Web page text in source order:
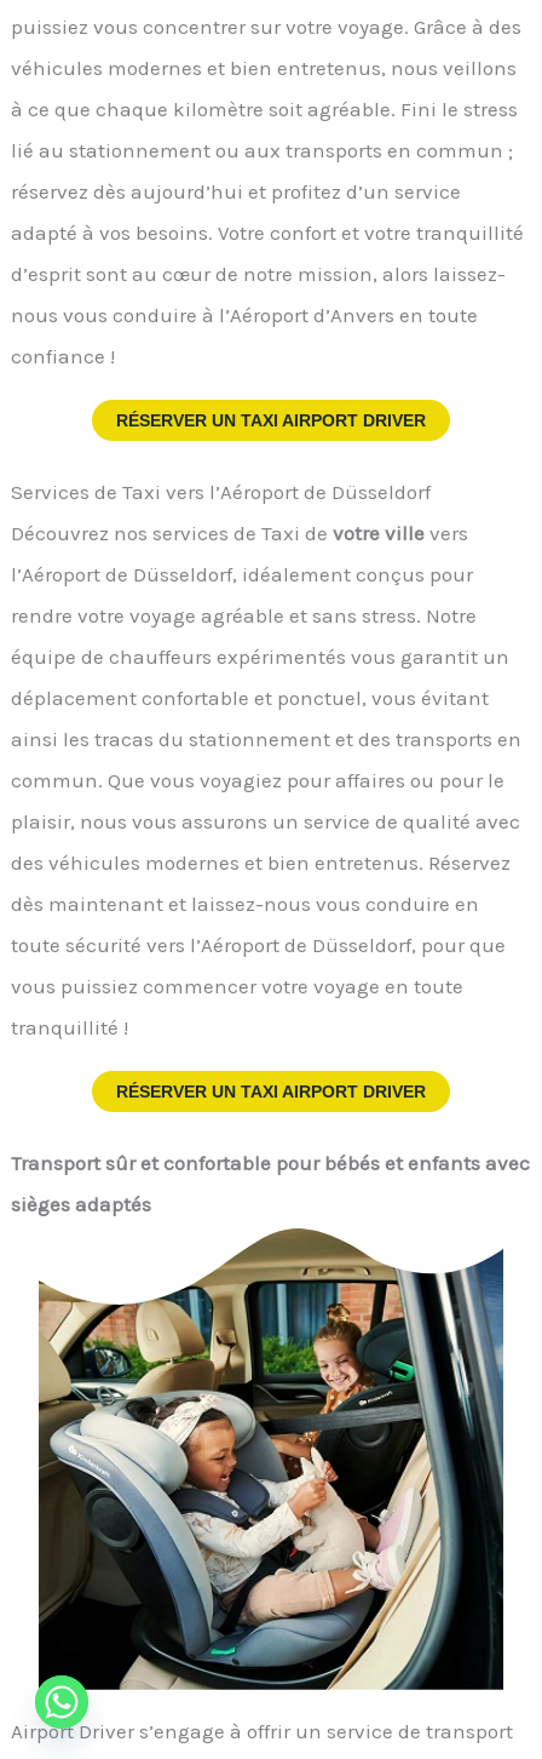
puissiez vous concentrer sur votre voyage. Grâce à des
véhicules modernes et bien entretenus, nous veillons
à ce que chaque kilomètre soit agréable. Fini le stress
lié au stationnement ou aux transports en commun ;
réservez dès aujourd’hui et profitez d’un service
adapté à vos besoins. Votre confort et votre tranquillité
d’esprit sont au cœur de notre mission, alors laissez-
nous vous conduire à l’Aéroport d’Anvers en toute
confiance !
RÉSERVER UN TAXI AIRPORT DRIVER
Services de Taxi vers l’Aéroport de Düsseldorf
Découvrez nos services de Taxi de votre ville vers
l’Aéroport de Düsseldorf, idéalement conçus pour
rendre votre voyage agréable et sans stress. Notre
équipe de chauffeurs expérimentés vous garantit un
déplacement confortable et ponctuel, vous évitant
ainsi les tracas du stationnement et des transports en
commun. Que vous voyagiez pour affaires ou pour le
plaisir, nous vous assurons un service de qualité avec
des véhicules modernes et bien entretenus. Réservez
dès maintenant et laissez-nous vous conduire en
toute sécurité vers l’Aéroport de Düsseldorf, pour que
vous puissiez commencer votre voyage en toute
tranquillité !
RÉSERVER UN TAXI AIRPORT DRIVER
Transport sûr et confortable pour bébés et enfants avec
sièges adaptés
Airport Driver s’engage à offrir un service de transport